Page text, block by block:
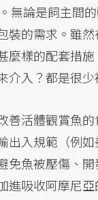
無論是飼主間
的需求。雖
樣的配套措
入？都是很少
活體觀賞魚
入規範（例
魚被壓傷、
吸收阿摩尼